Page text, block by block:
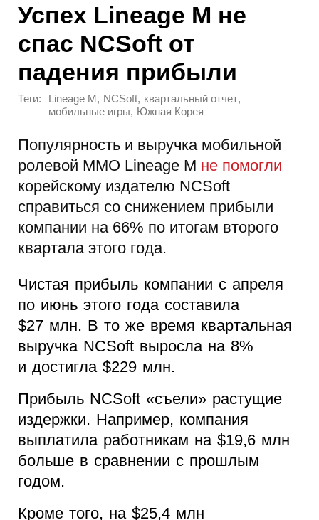
Успех Lineage M не
спас NCSoft от
падения прибыли
Теги: Lineage M , NCSoft, квартальный отчет,
мобильные игры, Южная Корея
Популярность и выручка мобильной
ролевой MMO Lineage M не помогли
корейскому издателю NCSoft
справиться со снижением прибыли
компании на 66% по итогам второго
квартала этого года.
Чистая прибыль компании с апреля
по июнь этого года составила
$27 млн. В то же время квартальная
выручка NCSoft выросла на 8%
и достигла $229 млн.
Прибыль NCSoft «съели» растущие
издержки. Например, компания
выплатила работникам на $19,6 млн
больше в сравнении с прошлым
годом.
Кроме того, на $25,4 млн